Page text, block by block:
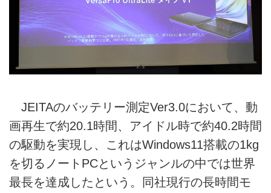
JEITAのバッテリー測定Ver3.0において、動
画再生で約20.1時間、アイドル時で約40.2時間
の駆動を実現し、これはWindows11搭載の1kg
を切るノートPCというジャンルの中では世界
最長を達成したという。同社現行の長時間モ